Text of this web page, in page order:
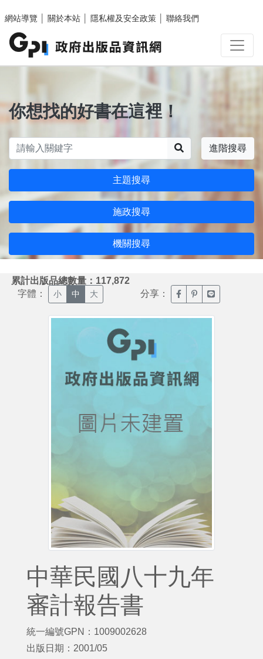
網站導覽
關於本站 隱私權及安全政策 聯絡我們
你想找的好書在這裡！
進階搜尋
主題搜尋
施政搜尋
機關搜尋
累計出版品總數量：117,872
字體： 小 中 大 分享： 臉書分享(另開新視窗)
噗浪分享(另開新
Line分享(另
中華民國八十九年
審計報告書
統一編號GPN：1009002628
出版日期：2001/05